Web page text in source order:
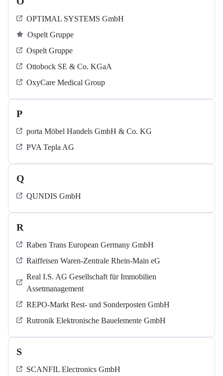
OPTIMAL SYSTEMS GmbH
Ospelt Gruppe
Ospelt Gruppe
Ottobock SE & Co. KGaA
OxyCare Medical Group
P
porta Möbel Handels GmbH & Co. KG
PVA Tepla AG
Q
QUNDIS GmbH
R
Raben Trans European Germany GmbH
Raiffeisen Waren-Zentrale Rhein-Main eG
Real I.S. AG Gesellschaft für Immobilien
Assetmanagement
REPO-Markt Rest- und Sonderposten GmbH
Rutronik Elektronische Bauelemente GmbH
S
SCANFIL Electronics GmbH